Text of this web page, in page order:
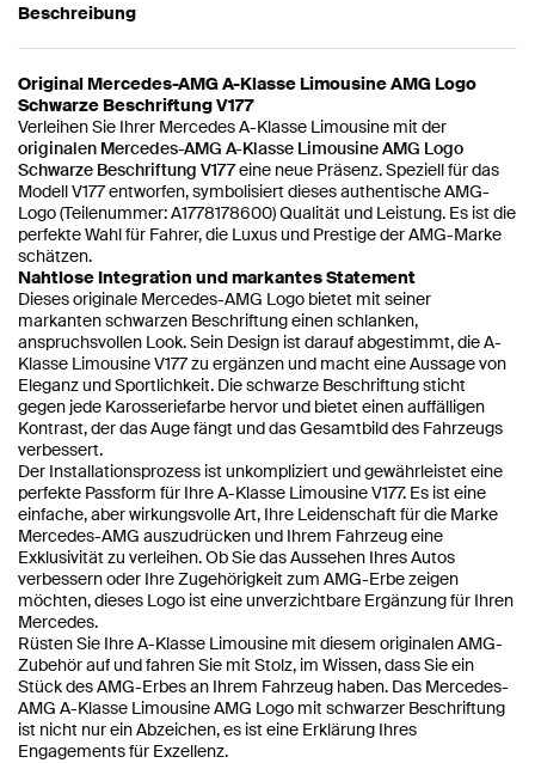
Beschreibung
Original Mercedes-AMG A-Klasse Limousine AMG Logo
Schwarze Beschriftung V177
Verleihen Sie Ihrer Mercedes A-Klasse Limousine mit der
originalen Mercedes-AMG A-Klasse Limousine AMG Logo
Schwarze Beschriftung V177eine neue Präsenz. Speziell für das
Modell V177 entworfen, symbolisiert dieses authentische AMG-
Logo (Teilenummer: A1778178600) Qualität und Leistung. Es ist die
perfekte Wahl für Fahrer, die Luxus und Prestige der AMG-Marke
schätzen.
Nahtlose Integration und markantes Statement
Dieses originale Mercedes-AMG Logo bietet mit seiner
markanten schwarzen Beschriftung einen schlanken,
anspruchsvollen Look. Sein Design ist darauf abgestimmt, die A-
Klasse Limousine V177 zu ergänzen und macht eine Aussage von
Eleganz und Sportlichkeit. Die schwarze Beschriftung sticht
gegen jede Karosseriefarbe hervor und bietet einen auffälligen
Kontrast, der das Auge fängt und das Gesamtbild des Fahrzeugs
verbessert.
Der Installationsprozess ist unkompliziert und gewährleistet eine
perfekte Passform für Ihre A-Klasse Limousine V177. Es ist eine
einfache, aber wirkungsvolle Art, Ihre Leidenschaft für die Marke
Mercedes-AMG auszudrücken und Ihrem Fahrzeug eine
Exklusivität zu verleihen. Ob Sie das Aussehen Ihres Autos
verbessern oder Ihre Zugehörigkeit zum AMG-Erbe zeigen
möchten, dieses Logo ist eine unverzichtbare Ergänzung für Ihren
Mercedes.
Rüsten Sie Ihre A-Klasse Limousine mit diesem originalen AMG-
Zubehör auf und fahren Sie mit Stolz, im Wissen, dass Sie ein
Stück des AMG-Erbes an Ihrem Fahrzeug haben. Das Mercedes-
AMG A-Klasse Limousine AMG Logo mit schwarzer Beschriftung
ist nicht nur ein Abzeichen, es ist eine Erklärung Ihres
Engagements für Exzellenz.